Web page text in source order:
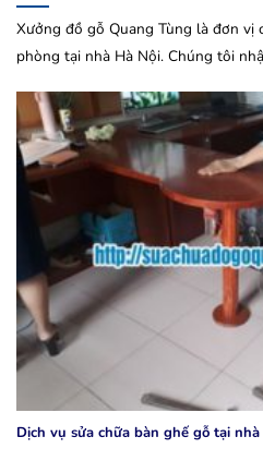
Xưởng đồ gỗ Quang Tùng là đơn vị
phòng tại nhà Hà Nội. Chúng tôi
Dịch vụ sửa chữa bàn ghế gỗ tại